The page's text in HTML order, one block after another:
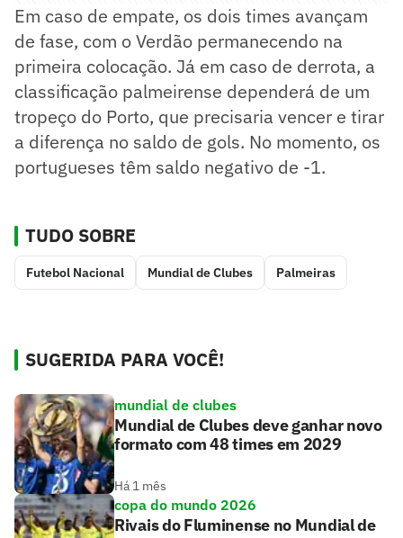
Em caso de empate, os dois times avançam
de fase, com o Verdão permanecendo na
primeira colocação. Já em caso de derrota, a
classificação palmeirense dependerá de um
tropeço do Porto, que precisaria vencer e tirar
a diferença no saldo de gols. No momento, os
portugueses têm saldo negativo de -1.
TUDO SOBRE
Futebol Nacional Mundial de Clubes Palmeiras
SUGERIDA PARA VOCÊ!
mundial de clubes
Mundial de Clubes deve ganhar novo
formato com 48 times em 2029
Há 1 mês
copa do mundo 2026
Rivais do Fluminense no Mundial de